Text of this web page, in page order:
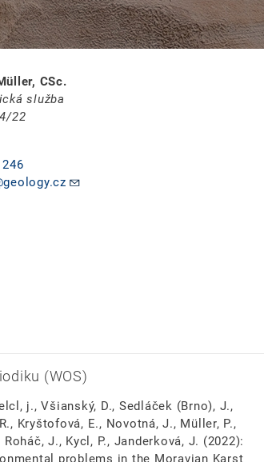
CSc.
služba
22
(WOS)
j., Všianský, D., Sedláček (Brno), J.,
Kryštofová, E., Novotná, J., Müller, P.,
J., Kycl, P., Janderková, J. (2022):
problems in the Moravian Karst